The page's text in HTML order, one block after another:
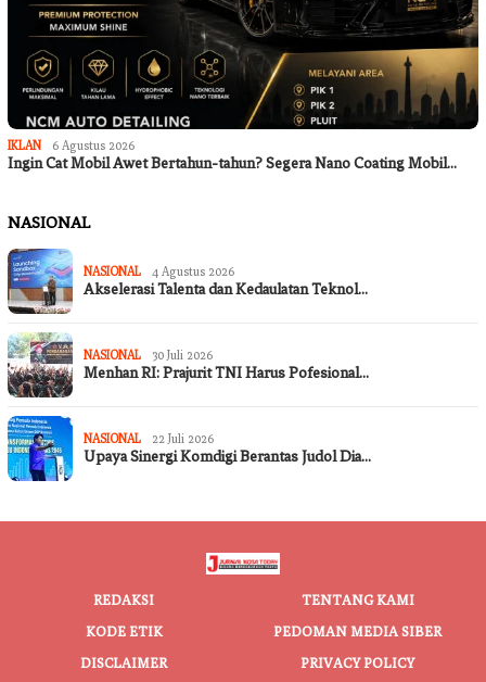
IKLAN 6 Agustus 2026
Ingin Cat Mobil Awet Bertahun-tahun? Segera Nano Coating Mobil…
NASIONAL
NASIONAL 4 Agustus 2026
Akselerasi Talenta dan Kedaulatan Teknol…
NASIONAL 30 Juli 2026
Menhan RI: Prajurit TNI Harus Pofesional…
NASIONAL 22 Juli 2026
Upaya Sinergi Komdigi Berantas Judol Dia…
REDAKSI
TENTANG KAMI
KODE ETIK
PEDOMAN MEDIA SIBER
DISCLAIMER
PRIVACY POLICY